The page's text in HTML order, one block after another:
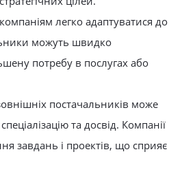
легко адаптуватися до
можуть швидко
потребу в послугах або
постачальників може
та досвід. Компанії
завдань і проектів, що сприяє